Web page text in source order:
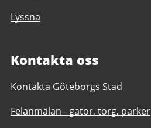
Lyssna
Kontakta oss
Kontakta Göteborgs Stad
Felanmälan - gator, torg, parker